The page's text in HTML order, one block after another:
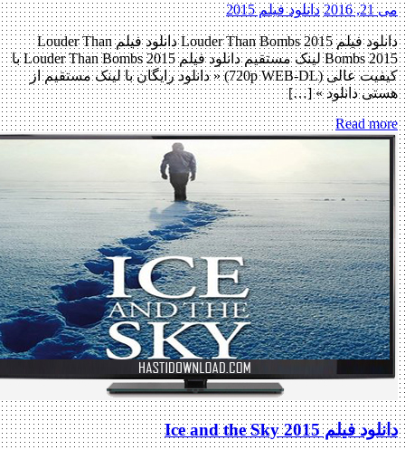
می 21, 2016 دانلود فیلم 2015
دانلود فیلم Louder Than Bombs 2015 دانلود فیلم Louder Than
Bombs 2015 لینک مستقیم دانلود فیلم Louder Than Bombs 2015 با
کیفیت عالی (720p WEB-DL) « دانلود رایگان با لینک مستقیم از
هستی دانلود » […]
Read more
دانلود فیلم Ice and the Sky 2015